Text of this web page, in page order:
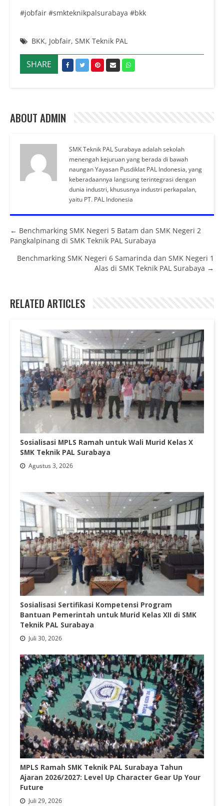
#jobfair #smkteknikpalsurabaya #bkk
BKK, Jobfair, SMK Teknik PAL
SHARE
ABOUT ADMIN
SMK Teknik PAL Surabaya adalah sekolah
menengah kejuruan yang berada di bawah
naungan Yayasan Pusdiklat PAL Indonesia, yang
keberadaannya langsung terintegrasi dengan
dunia industri, khususnya industri perkapalan,
yaitu PT. PAL Indonesia
Posts navigation
← Benchmarking SMK Negeri 5 Batam dan SMK Negeri 2
Pangkalpinang di SMK Teknik PAL Surabaya
Benchmarking SMK Negeri 6 Samarinda dan SMK Negeri 1
Alas di SMK Teknik PAL Surabaya →
RELATED ARTICLES
Sosialisasi MPLS Ramah untuk Wali Murid Kelas X
SMK Teknik PAL Surabaya
Agustus 3, 2026
Sosialisasi Sertifikasi Kompetensi Program
Bantuan Pemerintah untuk Murid Kelas XII di SMK
Teknik PAL Surabaya
Juli 30, 2026
MPLS Ramah SMK Teknik PAL Surabaya Tahun
Ajaran 2026/2027: Level Up Character Gear Up Your
Future
Juli 29, 2026